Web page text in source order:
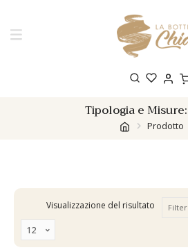
Tipologia e Misure:
Prodotto
Visualizzazione del risultato Filter